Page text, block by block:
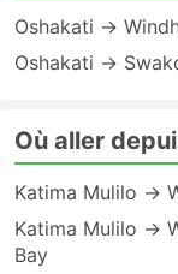
Oshakati →
Oshakati →
Où aller
Katima Mulilo →
Katima Mulilo →
Bay